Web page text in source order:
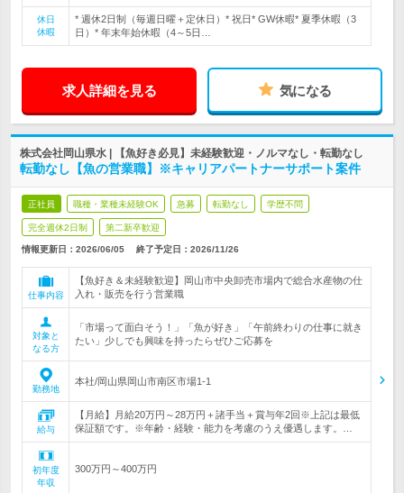
休日
休暇
* 週休2日制（毎週日曜＋定休日）* 祝日* GW休暇* 夏季休暇（3
日）* 年末年始休暇（4～5日…
求人詳細を見る 気になる
株式会社岡山県水 | 【魚好き必見】未経験歓迎・ノルマなし・転勤なし
転勤なし【魚の営業職】※キャリアパートナーサポート案件
正社員 職種・業種未経験OK 急募 転勤なし 学歴不問
完全週休2日制 第二新卒歓迎
情報更新日：2026/06/05 終了予定日： 2026/11/26
仕事内容
【魚好き＆未経験歓迎】岡山市中央卸売市場内で総合水産物の仕
入れ・販売を行う営業職
対象と
なる方
「市場って面白そう！」「魚が好き」「午前終わりの仕事に就き
たい」少しでも興味を持ったらぜひご応募を
勤務地
本社/岡山県岡山市南区市場1-1
給与
【月給】月給20万円～28万円＋諸手当＋賞与年2回※上記は最低
保証額です。※年齢・経験・能力を考慮のうえ優遇します。…
初年度
年収
300万円～400万円